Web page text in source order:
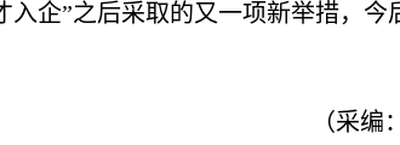
入企”之后采取的又一项新举措，
（采编